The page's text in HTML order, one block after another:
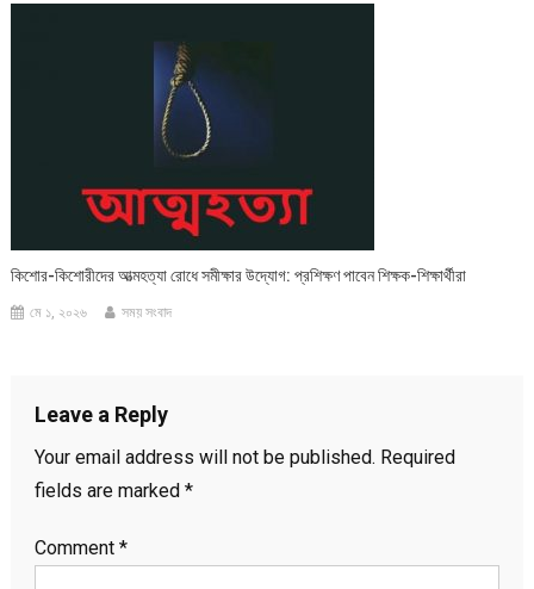
কিশোর-কিশোরীদের আত্মহত্যা রোধে সমীক্ষার উদ্যোগ: প্রশিক্ষণ পাবেন শিক্ষক-শিক্ষার্থীরা
মে ১, ২০২৬ সময় সংবাদ
Leave a Reply
Your email address will not be published. Required
fields are marked *
Comment *